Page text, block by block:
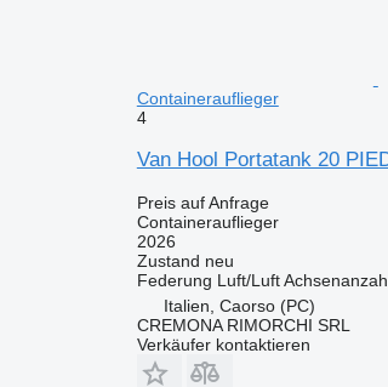
Containerauflieger
4
Van Hool Portatank 20
Preis auf Anfrage
Containerauflieger
2026
Zustand neu
Federung Luft/Luft
Italien, Caorso (PC)
CREMONA RIMORCHI SRL
Verkäufer kontaktieren